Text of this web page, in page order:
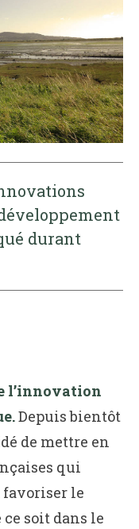
durant
l’innovation
Depuis bientôt
de mettre en
qui
le
soit dans le